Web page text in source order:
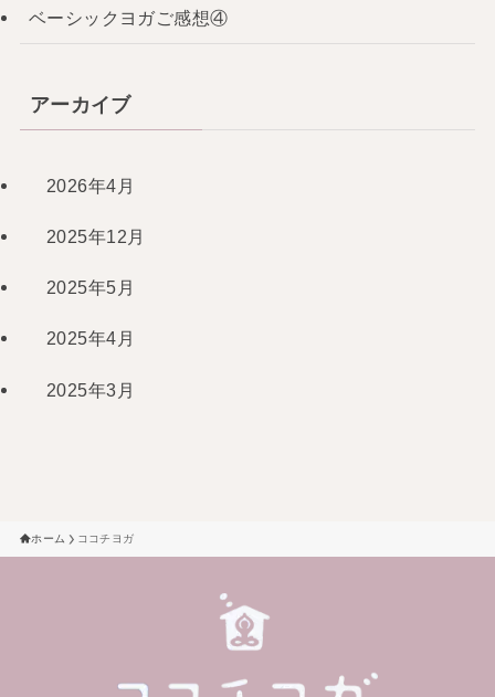
ベーシックヨガご感想④
アーカイブ
2026年4月
2025年12月
2025年5月
2025年4月
2025年3月
ホーム ココチヨガ